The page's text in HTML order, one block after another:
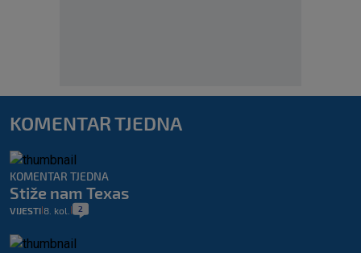
KOMENTAR TJEDNA
KOMENTAR TJEDNA
Stiže nam Texas
VIJESTI 8. kol. 2